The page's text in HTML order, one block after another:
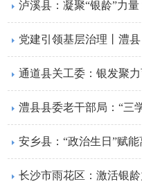
泸溪县：凝聚“银龄”力量
党建引领基层治理丨澧
通道县关工委：银发聚
澧县县委老干部局：“三
安乡县：“政治生日”赋
长沙市雨花区：激活银